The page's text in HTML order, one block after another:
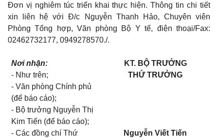
Đơn vị nghiêm túc triển khai thực hiện. Thông tin chi tiết
xin liên hệ với Đ/c Nguyễn Thanh Hảo, Chuyên viên
Phòng Tổng hợp, Văn phòng Bộ Y tế, điện thoại/Fax:
02462732177, 0949278570./.
Nơi nhận:
- Như trên;
- Văn phòng Chính phủ
(để báo cáo);
- Bộ trưởng Nguyễn Thị
Kim Tiến (để báo cáo);
- Các đồng chí Thứ
KT. BỘ TRƯỞNG
THỨ TRƯỞNG
Nguyễn Viết Tiến